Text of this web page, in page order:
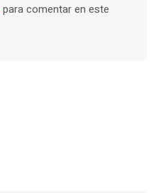
para comentar en este